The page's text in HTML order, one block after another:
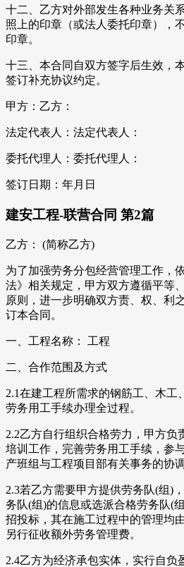
十二、乙方对外部发生各种业务关
照上的印章（或法人委托印章），
印章。
十三、本合同自双方签字后生效，
签订补充协议约定。
甲方：乙方：
法定代表人：法定代表人：
委托代理人：委托代理人：
签订日期：年月日
建安工程-联营合同 第2篇
乙方： (简称乙方)
为了加强劳务分包经营管理工作，
法》相关规定，甲方双方遵循平等
原则，进一步明确双方责、权、利
订本合同。
一、工程名称： 工程
二、合作范围及方式
2.1在建工程所需求的钢筋工、木工
劳务用工手续办理全过程。
2.2乙方自行组织合格劳力，甲方负
培训工作，完善劳务用工手续，参
产班组与工程项目部有关事务的协调
2.3若乙方需要甲方提供劳务队(组)
务队(组)的信息或选派合格劳务队(
招投标，其在施工过程中的管理均
另行征收额外劳务管理费。
2.4乙方为经济承包实体，实行自负